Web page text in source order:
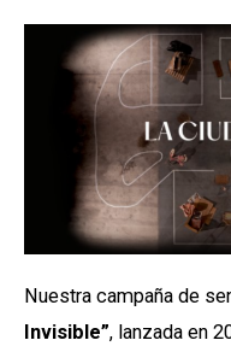
Nuestra campaña de
Invisible”, lanzada en